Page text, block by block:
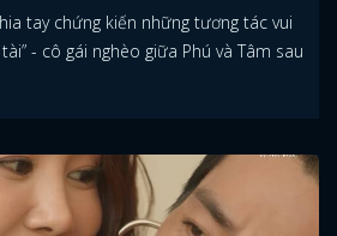
tay chứng kiến những tương tác vui
- cô gái nghèo giữa Phú và Tâm sau